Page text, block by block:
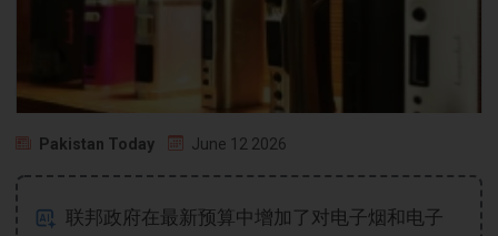
Pakistan Today June 12 2026
联邦政府在最新预算中增加了对电子烟和电子